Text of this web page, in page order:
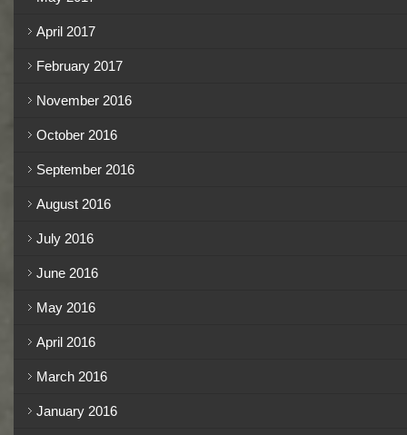
April 2017
February 2017
November 2016
October 2016
September 2016
August 2016
July 2016
June 2016
May 2016
April 2016
March 2016
January 2016